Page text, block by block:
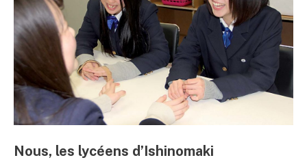
Nous, les lycéens d’Ishinomaki